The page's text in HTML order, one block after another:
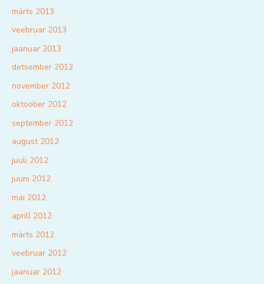
märts 2013
veebruar 2013
jaanuar 2013
detsember 2012
november 2012
oktoober 2012
september 2012
august 2012
juuli 2012
juuni 2012
mai 2012
aprill 2012
märts 2012
veebruar 2012
jaanuar 2012